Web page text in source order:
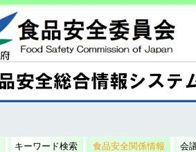
キーワード検索 食品安全関係情報 会